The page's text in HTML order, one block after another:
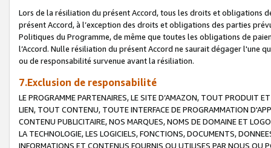
Lors de la résiliation du présent Accord, tous les droits et obligations
présent Accord, à l’exception des droits et obligations des parties
Politiques du Programme, de même que toutes les obligations de
l’Accord. Nulle résiliation du présent Accord ne saurait dégager l'une
ou de responsabilité survenue avant la résiliation.
7.Exclusion de responsabilité
LE PROGRAMME PARTENAIRES, LE SITE D’AMAZON, TOUT PRODUIT
LIEN, TOUT CONTENU, TOUTE INTERFACE DE PROGRAMMATION
CONTENU PUBLICITAIRE, NOS MARQUES, NOMS DE DOMAINE ET
LA TECHNOLOGIE, LES LOGICIELS, FONCTIONS, DOCUMENTS,
INFORMATIONS ET CONTENUS FOURNIS OU UTILISES PAR NOUS OU